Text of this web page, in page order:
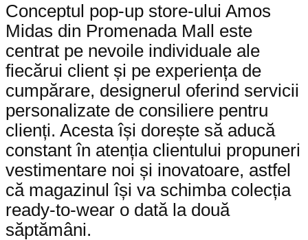
Conceptul pop-up store-ului Amos
Midas din Promenada Mall este
centrat pe nevoile individuale ale
fiecărui client și pe experiența de
cumpărare, designerul oferind servicii
personalizate de consiliere pentru
clienți. Acesta își dorește să aducă
constant în atenția clientului propuneri
vestimentare noi și inovatoare, astfel
că magazinul își va schimba colecția
ready-to-wear o dată la două
săptămâni.